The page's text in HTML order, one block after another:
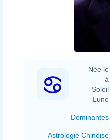
Née le
à
Soleil
Lune
Dominantes
Astrologie Chinoise